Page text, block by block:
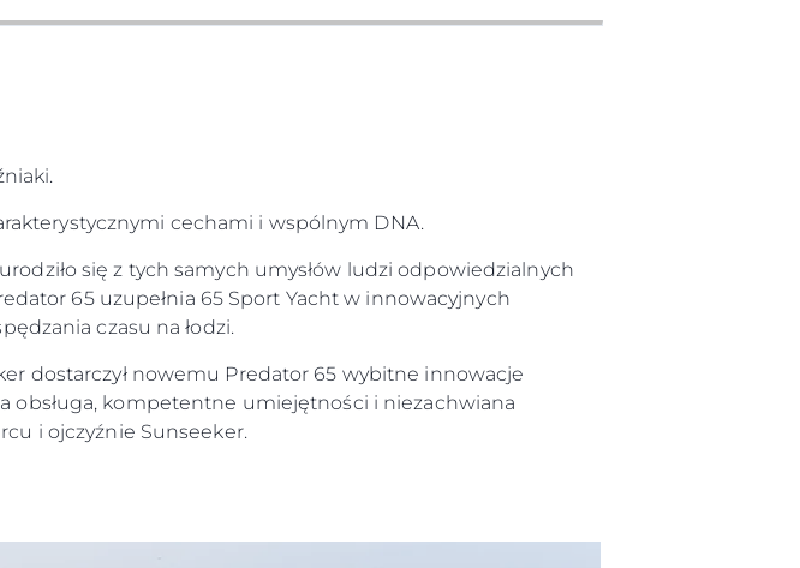
cechami i wspólnym DNA.
się z tych samych umysłów ludzi odpowiedzialnych
65 uzupełnia 65 Sport Yacht w innowacyjnych
czasu na łodzi.
dostarczył nowemu Predator 65 wybitne innowacje
kompetentne umiejętności i niezachwiana
i ojczyźnie Sunseeker.